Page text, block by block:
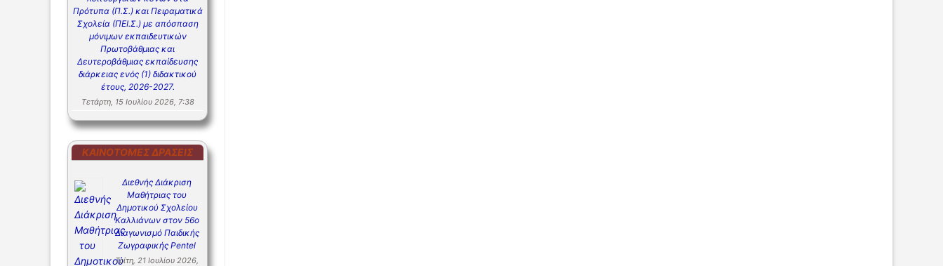
Πρότυπα (Π.Σ.) και Πειραματικά
Σχολεία (ΠΕΙ.Σ.) με απόσπαση
μόνιμων εκπαιδευτικών
Πρωτοβάθμιας και
Δευτεροβάθμιας εκπαίδευσης
διάρκειας ενός (1) διδακτικού
έτους, 2026-2027.
Τετάρτη, 15 Ιουλίου 2026, 7:38
ΚΑΙΝΟΤΌΜΕΣ ΔΡΆΣΕΙΣ
Διεθνής Διάκριση
Μαθήτριας του
Δημοτικού Σχολείου
Καλλιάνων στον 56ο
Διαγωνισμό Παιδικής
Ζωγραφικής Pentel
Τρίτη, 21 Ιουλίου 2026,